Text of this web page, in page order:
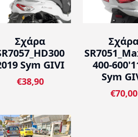
Σχάρα
Sym GIVI
€38,90
400-
Sym
€70,00